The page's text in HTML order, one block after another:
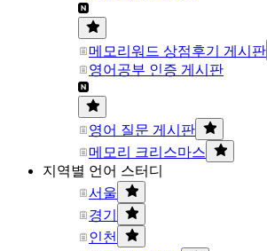
메모리워드 상점후기 게시판
영어공부 인증 게시판
영어 질문 게시판
메모리 크리스마스
지역별 언어 스터디
서울
경기
인천